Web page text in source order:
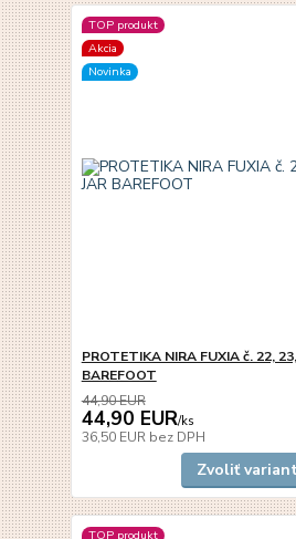
TOP produkt
Akcia
Novinka
PROTETIKA NIRA FUXIA č. 22,
BAREFOOT
44,90 EUR
44,90 EUR/ks
36,50 EUR bez DPH
Zvoliť variant
TOP produkt